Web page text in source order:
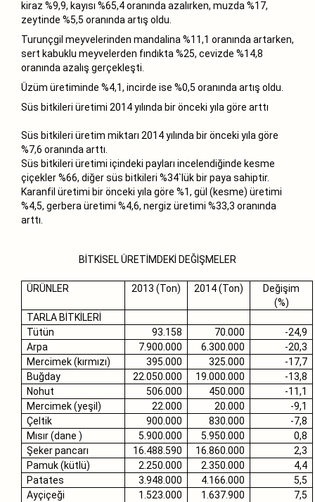
kiraz %9,9, kayısı %65,4 oranında azalırken, muzda %17,
zeytinde %5,5 oranında artış oldu.
Turunçgil meyvelerinden mandalina %11,1 oranında artarken,
sert kabuklu meyvelerden fındıkta %25, cevizde %14,8
oranında azalış gerçekleşti.
Üzüm üretiminde %4,1, incirde ise %0,5 oranında artış oldu.
Süs bitkileri üretimi 2014 yılında bir önceki yıla göre arttı
Süs bitkileri üretim miktarı 2014 yılında bir önceki yıla göre
%7,6 oranında arttı.
Süs bitkileri üretimi içindeki payları incelendiğinde kesme
çiçekler %66, diğer süs bitkileri %34`lük bir paya sahiptir.
Karanfil üretimi bir önceki yıla göre %1, gül (kesme) üretimi
%4,5, gerbera üretimi %4,6, nergiz üretimi %33,3 oranında
arttı.
BİTKİSEL ÜRETİMDEKİ DEĞİŞMELER
ÜRÜNLER 2013 (Ton) 2014 (Ton)
Değişim
(%)
TARLA BİTKİLERİ
Tütün
93.158 70.000
-24,9
Arpa
7.900.000 6.300.000
-20,3
Mercimek (kırmızı)
395.000 325.000
-17,7
Buğday
22.050.000 19.000.000
-13,8
Nohut
506.000 450.000
-11,1
Mercimek (yeşil)
22.000 20.000
-9,1
Çeltik
900.000 830.000
-7,8
Mısır (dane )
5.900.000 5.950.000
0,8
Şeker pancarı
16.488.590 16.860.000
2,3
Pamuk (kütlü)
2.250.000 2.350.000
4,4
Patates
3.948.000 4.166.000
5,5
Ayçiçeği
1.523.000 1.637.900
7,5